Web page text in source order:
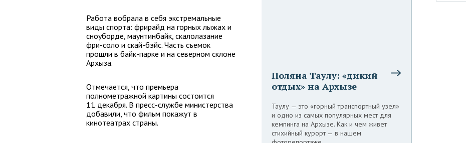
Поляна Таулу: «дикий
отдых» на Архызе
Таулу — это «горный транспортный узел»
и одно из самых популярных мест для
кемпинга на Архызе. Как и чем живет
стихийный курорт — в нашем
Работа вобрала в себя экстремальные
виды спорта: фрирайд на горных лыжах и
сноуборде, маунтинбайк, скалолазание
фри-соло и скай-бэйс. Часть съемок
прошли в байк-парке и на северном склоне
Архыза.
Отмечается, что премьера
полнометражной картины состоится
11 декабря. В пресс-службе министерства
добавили, что фильм покажут в
кинотеатрах страны.